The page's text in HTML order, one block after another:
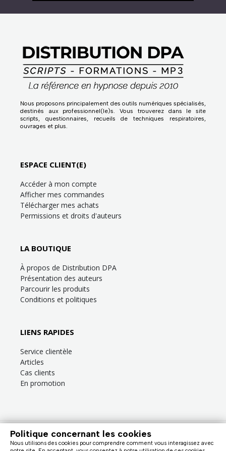
Nous proposons principalement des outils numériques spécialisés,
destinés aux professionnel(le)s. Vous trouverez dans le site
scripts, questionnaires, recueils de techniques respiratoires,
ouvrages et plus.
ESPACE CLIENT(E)
Accéder à mon compte
Afficher mes commandes
Télécharger mes achats
Permissions et droits d'auteurs
LA BOUTIQUE
À propos de Distribution DPA
Présentation des auteurs
Parcourir les produits
Conditions et politiques
LIENS RAPIDES
Service clientèle
Articles
Cas clients
En promotion
Besoin d’aide?Consultez laFAQ ou la section
Politique concernant les cookies
Nous utilisons des cookies pour comprendre comment vous interagissez avec